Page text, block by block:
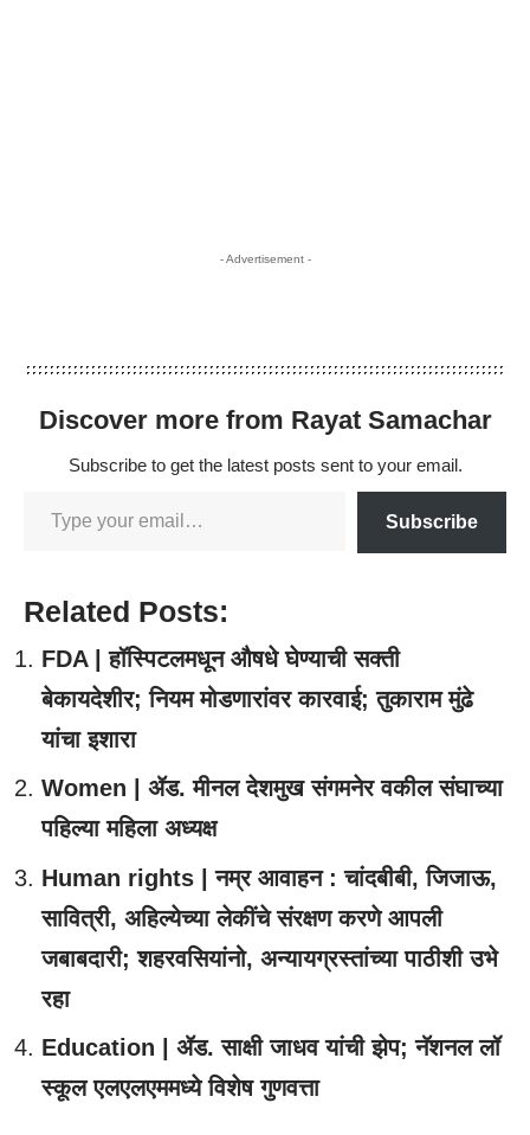
- Advertisement -
Discover more from Rayat Samachar
Subscribe to get the latest posts sent to your email.
Subscribe
Related Posts:
FDA | हॉस्पिटलमधून औषधे घेण्याची सक्ती
बेकायदेशीर; नियम मोडणारांवर कारवाई; तुकाराम मुंढे
यांचा इशारा
Women | ॲड. मीनल देशमुख संगमनेर वकील संघाच्या
पहिल्या महिला अध्यक्ष
Human rights | नम्र आवाहन : चांदबीबी, जिजाऊ,
सावित्री, अहिल्येच्या लेकींचे संरक्षण करणे आपली
जबाबदारी; शहरवसियांनो, अन्यायग्रस्तांच्या पाठीशी उभे
रहा
Education | ॲड. साक्षी जाधव यांची झेप; नॅशनल लॉ
स्कूल एलएलएममध्ये विशेष गुणवत्ता